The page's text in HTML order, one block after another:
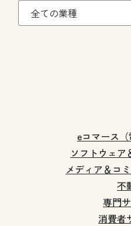
eコマース（
ソフトウェア
メディア＆コ
不
専門
消費者